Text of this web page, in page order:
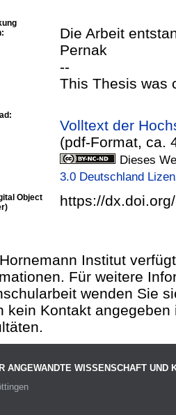
Die Arbeit
Pernak
--
This Thesis was
Volltext der
(pdf-Format, ca.
Dieses
3.0 Deutschland
Object
https://
Institut
Für weitere
wenden Sie
kein Kontakt
ANGEWANDTE WISSENSCHAFT UND